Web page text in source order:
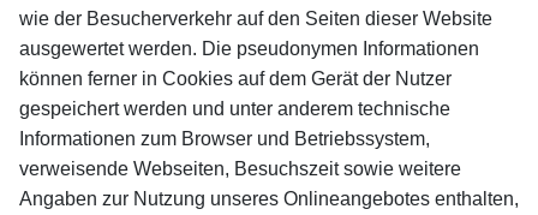
wie der Besucherverkehr auf den Seiten dieser Website
ausgewertet werden. Die pseudonymen Informationen
können ferner in Cookies auf dem Gerät der Nutzer
gespeichert werden und unter anderem technische
Informationen zum Browser und Betriebssystem,
verweisende Webseiten, Besuchszeit sowie weitere
Angaben zur Nutzung unseres Onlineangebotes enthalten,